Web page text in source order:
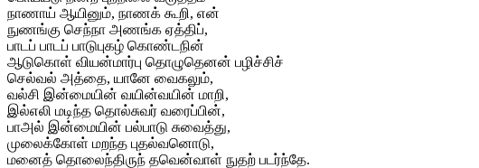
நாணாய் ஆயினும், நாணக் கூறி, என்
நுணங்கு செந்நா அணங்க ஏத்திப்,
பாடப் பாடப் பாடுபுகழ் கொண்டநின்
ஆடுகொள் வியன்மார்பு தொழுதெனன் பழிச்சிச்
செல்வல் அத்தை, யானே வைகலும்,
வல்சி இன்மையின் வயின்வயின் மாறி,
இல்எலி மடிந்த தொல்சுவர் வரைப்பின்,
பாஅல் இன்மையின் பல்பாடு சுவைத்து,
முலைக்கோள் மறந்த புதல்வனொடு,
மனைத் தொலைந்திருந் தவென்வாள் நுதற் படர்ந்தே.